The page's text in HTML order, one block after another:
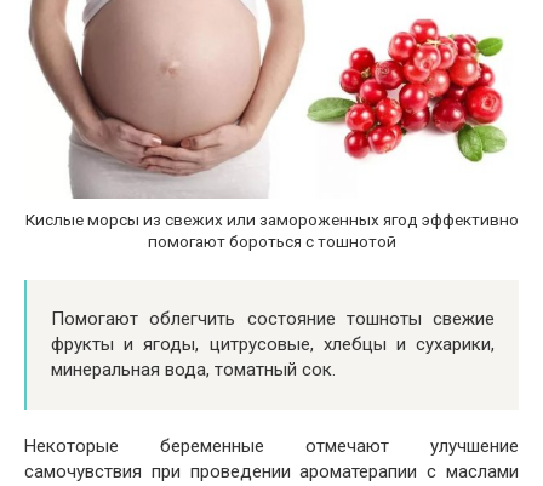
Кислые морсы из свежих или замороженных ягод эффективно
помогают бороться с тошнотой
Помогают облегчить состояние тошноты свежие
фрукты и ягоды, цитрусовые, хлебцы и сухарики,
минеральная вода, томатный сок.
Некоторые беременные отмечают улучшение
самочувствия при проведении ароматерапии с маслами